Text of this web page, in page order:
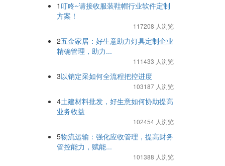
1 叮咚~请接收服装鞋帽行业软件定制
方案！
117208 人浏览
2五金家居：好生意助力灯具定制企业
精确管理，助力...
111433 人浏览
3以销定采如何全流程把控进度
103187 人浏览
4土建材料批发，好生意如何协助提高
业务收益
102454 人浏览
5物流运输：强化应收管理，提高财务
管控能力，赋能...
101388 人浏览